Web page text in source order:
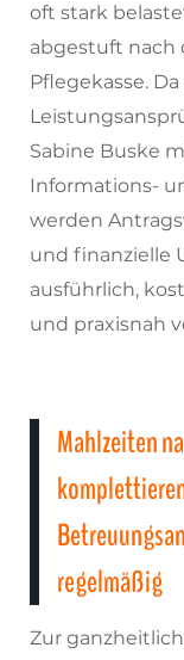
oft stark
abgestuft nach
Pflegekasse.
Sabine Buske
Informations-
werden
und finanzielle
ausführlich,
und praxisnah
Mahlzeiten
regelmäßig
Zur